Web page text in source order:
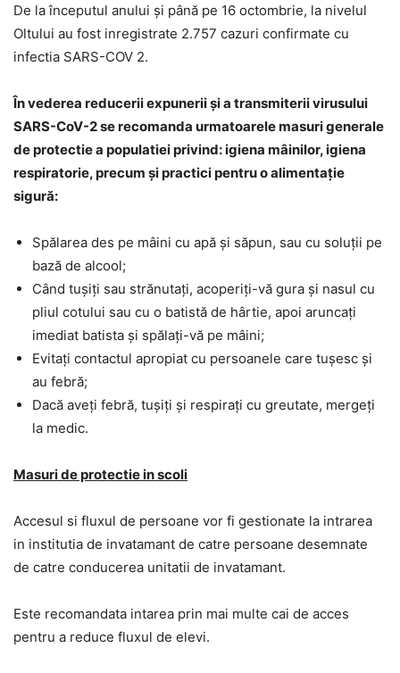
De la începutul anului și până pe 16 octombrie, la nivelul
Oltului au fost inregistrate 2.757 cazuri confirmate cu
infectia SARS-COV 2.
În vederea reducerii expunerii și a transmiterii virusului
SARS-CoV-2 se recomanda urmatoarele masuri generale
de protectie a populatiei privind: igiena mâinilor, igiena
respiratorie, precum și practici pentru o alimentație
sigură:
Spălarea des pe mâini cu apă și săpun, sau cu soluții pe
bază de alcool;
Când tușiți sau strănutați, acoperiți-vă gura și nasul cu
pliul cotului sau cu o batistă de hârtie, apoi aruncați
imediat batista și spălați-vă pe mâini;
Evitați contactul apropiat cu persoanele care tușesc și
au febră;
Dacă aveți febră, tușiți și respirați cu greutate, mergeți
la medic.
Masuri de protectie in scoli
Accesul si fluxul de persoane vor fi gestionate la intrarea
in institutia de invatamant de catre persoane desemnate
de catre conducerea unitatii de invatamant.
Este recomandata intarea prin mai multe cai de acces
pentru a reduce fluxul de elevi.